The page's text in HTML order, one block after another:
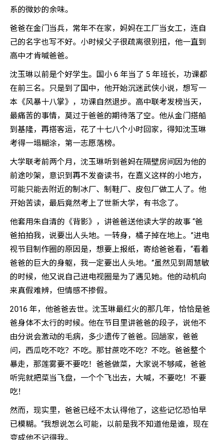
系的微妙的余味。
爸爸在金门当兵，常年不在家，妈妈在工厂当女工，连自
己的名字也写不好。小时候父子很疏离很别扭，他一直到
高中才肯喊爸爸。
沈玉琳以前是个好学生。国小 6 年当了 5 年班长，功课都
在前三名。只是到了国中，他开始沉迷武侠小说，想写一
本《风暴十八掌》，功课自然退步。高中联考发榜当天，
最痛苦的事情，莫过于爸爸的期待落了空。他从金门搭船
到基隆，再搭客运，花了十七八个小时回家，得知沈玉琳
考得一塌糊涂，第一志愿落榜。
大学联考前两个月，沈玉琳听到爸妈在隔壁房间因为他的
前途吵架，意识到再不发奋读书，在嘉义这样的小地方，
可能只能去附近的制冰厂、制鞋厂、皮包厂做工人了。他
开始苦读，最后竟然考上了世新大学，有书念了。
他套用朱自清的《背影》，讲爸爸送他读大学的故事 “爸
爸拍拍我，说要出人头地。一转身，橘子掉在地上。”进电
视节目制作圈的原因是，想要上报纸，寄给爸爸看，“看着
爸爸的巨大的身躯，我一定要出人头地。”虽然见到周慧敏
的时候，他又说自己进电视圈是为了遇见她。他的动机向
来真假难辨，但情感不掺假。
2016 年，他爸爸去世。沈玉琳最红火的那几年，恰恰是爸
爸身体不太行的时候。他在节目里讲爸爸的段子，说他不
由分说会激动的毛病，多少遗传了爸爸。回趟家，爸爸
问，西瓜吃不吃？不吃。那甘蔗吃不吃？不吃。爸爸整个
暴走，那莲雾要不要吃！爸爸做菜，大家说不够咸，爸爸
听完就把菜当飞盘，一个个飞出去，大喊，不要吃！不要
吃！
然而，现实里，爸爸已经不太认得他了，这些记忆恐怕早
已模糊。“我想说怎么可能，以前是我不知道他是谁，现在
变成他不记得我。